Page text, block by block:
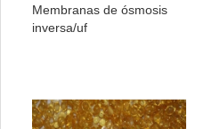
Membranas de ósmosis
inversa/uf